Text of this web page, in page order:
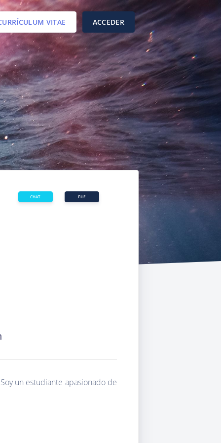
VITAE ACCEDER
CHAT FILE
un estudiante apasionado de